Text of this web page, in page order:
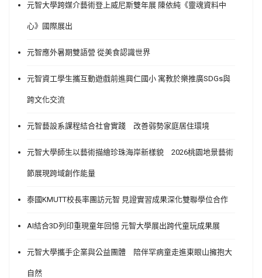
元智大學跨媒介藝術登上威尼斯雙年展 陳依純《靈魂資料中
心》國際展出
元智應外暑期雙語營 從美食認識世界
元智資工學生攜互動遊戲前進興仁國小 寓教於樂推廣SDGs與
跨文化交流
元智藝設系課程結合社會實踐 改善弱勢家庭居住環境
元智大學師生以藝術描繪珍珠海岸新樣貌 2026桃園地景藝術
節展現跨域創作能量
泰國KMUTT校長率團訪元智 見證實習成果深化雙聯學位合作
AI結合3D列印重現童年回憶 元智大學展出跨代童玩成果展
元智大學攜手企業與公益團體 陪伴罕病童走進東眼山擁抱大
自然